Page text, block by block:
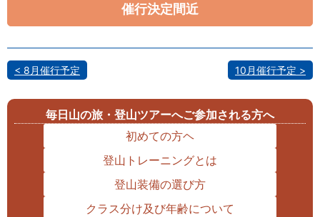
催行決定間近
8月催行予定 10月催行予定
毎日山の旅・登山ツアーへご参加される方へ
初めての方ヘ
登山トレーニングとは
登山装備の選び方
クラス分け及び年齢について